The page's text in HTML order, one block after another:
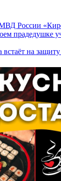
России
прадедушке
встаёт на